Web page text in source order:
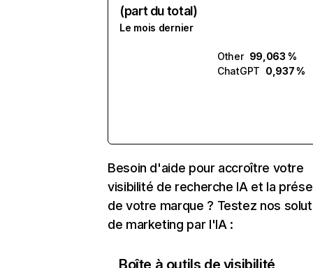
(part du total)
Le mois dernier
Other 99,063 %
ChatGPT 0,937 %
Besoin d'aide pour accroître votre
visibilité de recherche IA et la
de votre marque ? Testez nos
de marketing par l'IA :
Boîte à outils de visibilité